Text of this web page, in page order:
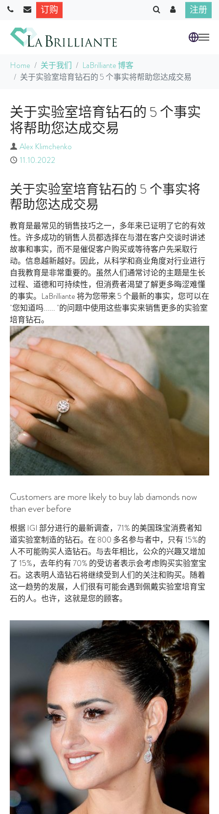
跳到主要内容
订购 注册
当前位置：
Home 关于我们
LaBrilliante 博客
关于实验室培育钻石的 5 个事实将帮助您达成交易
关于实验室培育钻石的 5 个事实
将帮助您达成交易
作者
Alex Klimchenko
已发布
11.10.2022
关于实验室培育钻石的 5 个事实将
帮助您达成交易
教育是最常见的销售技巧之一，多年来已证明了它的有效
性。许多成功的销售人员都选择在与潜在客户交谈时讲述
故事和事实，而不是催促客户购买或等待客户先采取行
动。信息越新越好。因此，从科学和商业角度对行业进行
自我教育是非常重要的。虽然人们通常讨论的主题是生长
过程、道德和可持续性，但消费者渴望了解更多晦涩难懂
的事实。LaBrilliante 将为您带来 5 个最新的事实，您可以在
"您知道吗...... "的问题中使用这些事实来销售更多的实验室
培育钻石。
Customers are more likely to buy lab diamonds now
than ever before
根据 IGI 部分进行的最新调查，71% 的美国珠宝消费者知
道实验室制造的钻石。在 800 多名参与者中，只有 15%的
人不可能购买人造钻石。与去年相比，公众的兴趣又增加
了 15%，去年约有 70% 的受访者表示会考虑购买实验室宝
石。这表明人造钻石将继续受到人们的关注和购买。随着
这一趋势的发展，人们很有可能会遇到佩戴实验室培育宝
石的人。也许，这就是您的顾客。